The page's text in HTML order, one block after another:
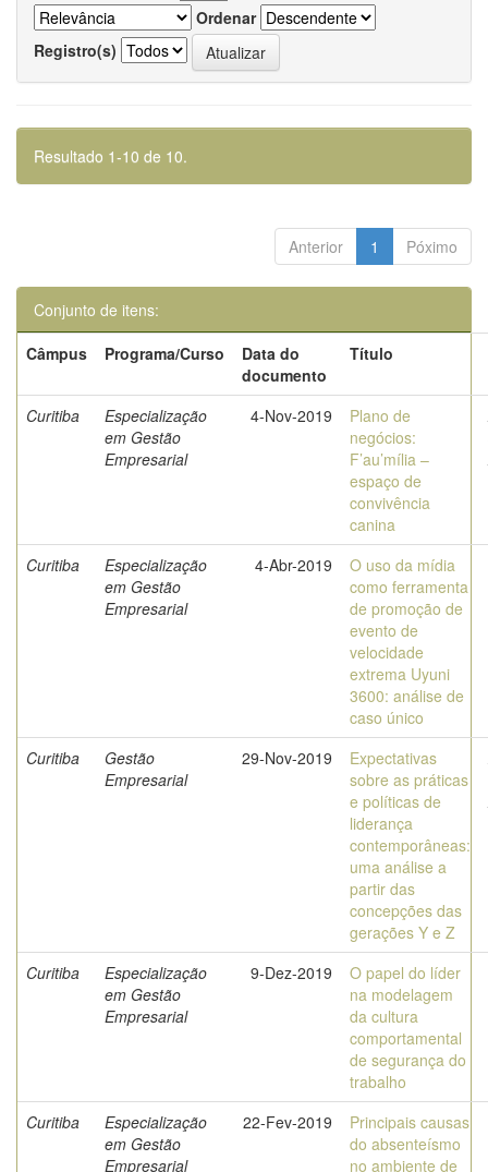
Ordenar
Registro(s)
Resultado 1-10 de 10.
Anterior 1 Póximo
Conjunto de itens:
Câmpus
Programa/Curso
Data do
documento
Título
Curitiba
Especialização
em Gestão
Empresarial
4-Nov-2019
Plano de
negócios:
F’au’mília –
espaço de
convivência
canina
Curitiba
Especialização
em Gestão
Empresarial
4-Abr-2019
O uso da mídia
como ferramenta
de promoção de
evento de
velocidade
extrema Uyuni
3600: análise de
caso único
Curitiba
Gestão
Empresarial
29-Nov-2019
Expectativas
sobre as práticas
e políticas de
liderança
contemporâneas:
uma análise a
partir das
concepções das
gerações Y e Z
Curitiba
Especialização
em Gestão
Empresarial
9-Dez-2019
O papel do líder
na modelagem
da cultura
comportamental
de segurança do
trabalho
Curitiba
Especialização
em Gestão
Empresarial
22-Fev-2019
Principais causas
do absenteísmo
no ambiente de